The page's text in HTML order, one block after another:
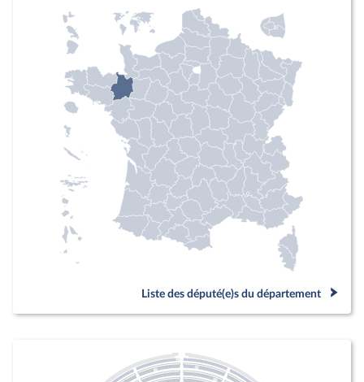
Liste des député(e)s du département